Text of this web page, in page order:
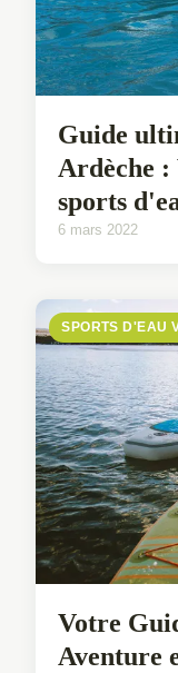
Guide
Ardèche :
sports
6 mars 2022
SPORTS D'EAU
Votre
Aventure